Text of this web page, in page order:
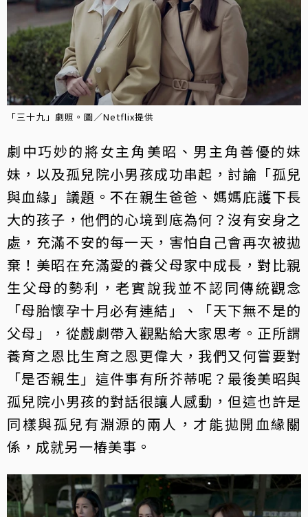
「三十九」劇照。圖／Netflix提供
劇中巧妙的將女主角美昭、男主角善優的妹
妹，以及孤兒院小男孩成功串起，討論「孤兒
與血緣」議題。不在親生爸爸、媽媽庇護下長
大的孩子，他們的心境到底為何？沒有安身之
處，充滿不安的每一天，害怕自己會再次被拋
棄！美昭在充滿愛的養父母家中成長，對比親
生父母的勢利，老實說我並不認同傳統觀念
「母胎懷孕十月必有連結」、「天下無不是的
父母」，從戲劇帶入觀點給大家思考。正所謂
養育之恩比生育之恩更偉大，我們又何嘗要對
「是否親生」這件事有所芥蒂呢？最後美昭與
孤兒院小男孩的對話很讓人感動，但這也許是
同樣與孤兒有淵源的兩人，才能拋開血緣關
係，成就另一樁美事。